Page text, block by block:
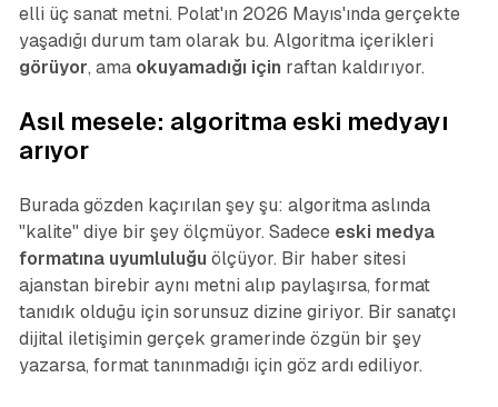
elli üç sanat metni. Polat'ın 2026 Mayıs'ında gerçekte
yaşadığı durum tam olarak bu. Algoritma içerikleri
görüyor, ama okuyamadığı için raftan kaldırıyor.
Asıl mesele: algoritma eski medyayı
arıyor
Burada gözden kaçırılan şey şu: algoritma aslında
"kalite" diye bir şey ölçmüyor. Sadece eski medya
formatına uyumluluğu ölçüyor. Bir haber sitesi
ajanstan birebir aynı metni alıp paylaşırsa, format
tanıdık olduğu için sorunsuz dizine giriyor. Bir sanatçı
dijital iletişimin gerçek gramerinde özgün bir şey
yazarsa, format tanınmadığı için göz ardı ediliyor.